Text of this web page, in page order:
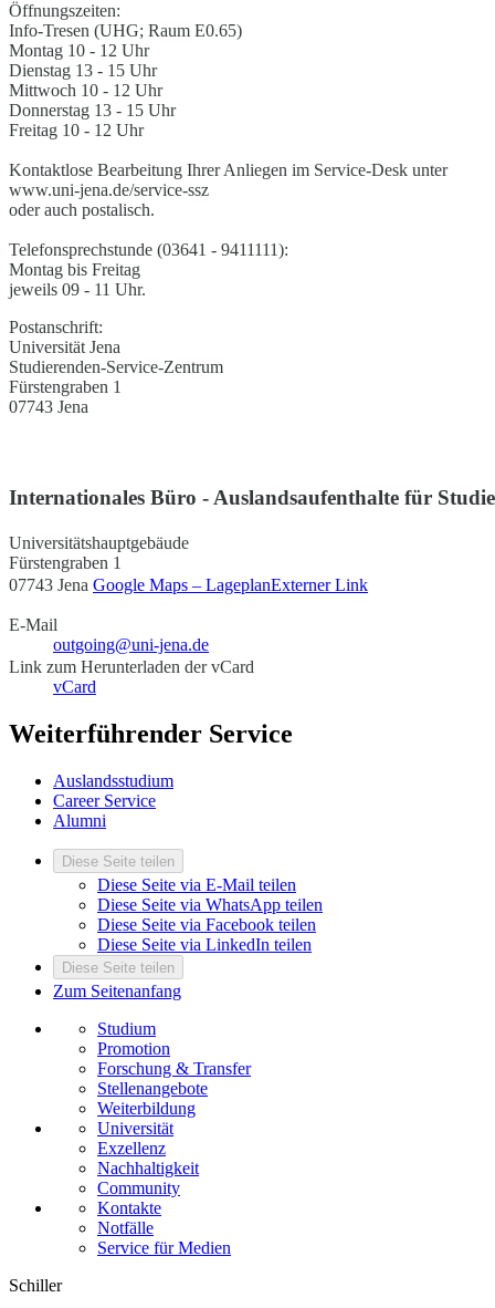
Öffnungszeiten:
Info-Tresen (UHG; Raum E0.65)
Montag 10 - 12 Uhr
Dienstag 13 - 15 Uhr
Mittwoch 10 - 12 Uhr
Donnerstag 13 - 15 Uhr
Freitag 10 - 12 Uhr
Kontaktlose Bearbeitung Ihrer Anliegen im Service-Desk unter
www.uni-jena.de/service-ssz
oder auch postalisch.
Telefonsprechstunde (03641 - 9411111):
Montag bis Freitag
jeweils 09 - 11 Uhr.
Postanschrift:
Universität Jena
Studierenden-Service-Zentrum
Fürstengraben 1
07743 Jena
Internationales Büro - Auslandsaufenthalte für
Universitätshauptgebäude
Fürstengraben 1
07743 Jena Google Maps – LageplanExterner Link
E-Mail
outgoing@uni-jena.de
Link zum Herunterladen der vCard
vCard
Weiterführender Service
Auslandsstudium
Career Service
Alumni
Diese Seite teilen
Diese Seite via E-Mail teilen
Diese Seite via WhatsApp teilen
Diese Seite via Facebook teilen
Diese Seite via LinkedIn teilen
Diese Seite teilen
Zum Seitenanfang
Studium
Promotion
Forschung & Transfer
Stellenangebote
Weiterbildung
Universität
Exzellenz
Nachhaltigkeit
Community
Kontakte
Notfälle
Service für Medien
Schiller